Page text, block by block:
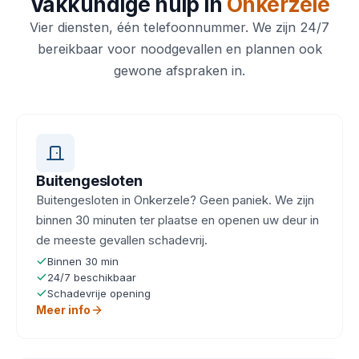
Vier diensten, één telefoonnummer. We zijn 24/7
bereikbaar voor noodgevallen en plannen ook
gewone afspraken in.
Buitengesloten
Buitengesloten in Onkerzele? Geen paniek. We zijn
binnen 30 minuten ter plaatse en openen uw deur in
de meeste gevallen schadevrij.
Binnen 30 min
24/7 beschikbaar
Schadevrije opening
Meer info